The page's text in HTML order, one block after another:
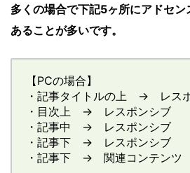
多くの場合で下記5ヶ所にアドセ
あることが多いです。
【PCの場合】
・記事タイトルの上 → レス
・目次上 → レスポンシブ
・記事中 → レスポンシブ
・記事下 → レスポンシブ
・記事下 → 関連コンテンツ